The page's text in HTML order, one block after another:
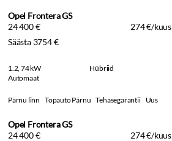
Opel Frontera GS
24 400 €
274 €/kuus
Säästa 3754 €
1.2, 74 kW
Hübriid
Automaat
Pärnu linn Topauto Pärnu Tehasegarantii Uus
Opel Frontera GS
24 400 €
274 €/kuus